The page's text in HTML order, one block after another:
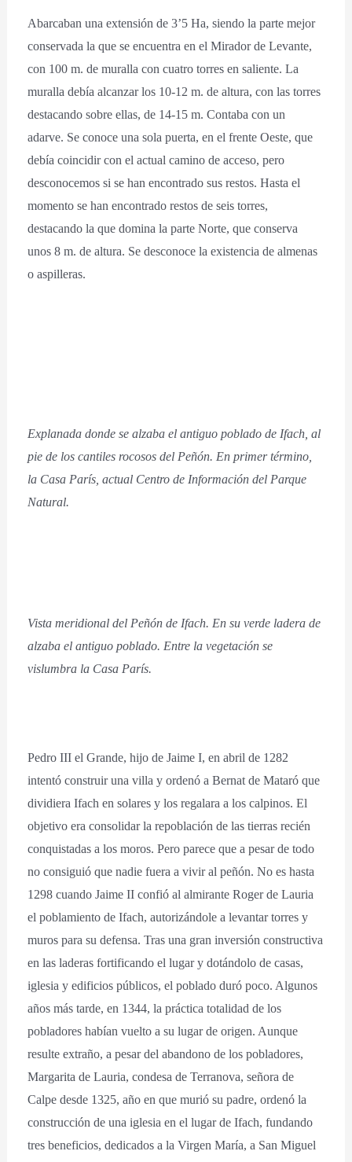
Abarcaban una extensión de 3’5 Ha, siendo la parte mejor
conservada la que se encuentra en el Mirador de Levante,
con 100 m. de muralla con cuatro torres en saliente. La
muralla debía alcanzar los 10-12 m. de altura, con las torres
destacando sobre ellas, de 14-15 m. Contaba con un
adarve. Se conoce una sola puerta, en el frente Oeste, que
debía coincidir con el actual camino de acceso, pero
desconocemos si se han encontrado sus restos. Hasta el
momento se han encontrado restos de seis torres,
destacando la que domina la parte Norte, que conserva
unos 8 m. de altura. Se desconoce la existencia de almenas
o aspilleras.
Explanada donde se alzaba el antiguo poblado de Ifach, al
pie de los cantiles rocosos del Peñón. En primer término,
la Casa París, actual Centro de Información del Parque
Natural.
Vista meridional del Peñón de Ifach. En su verde ladera de
alzaba el antiguo poblado. Entre la vegetación se
vislumbra la Casa París.
Pedro III el Grande, hijo de Jaime I, en abril de 1282
intentó construir una villa y ordenó a Bernat de Mataró que
dividiera Ifach en solares y los regalara a los calpinos. El
objetivo era consolidar la repoblación de las tierras recién
conquistadas a los moros. Pero parece que a pesar de todo
no consiguió que nadie fuera a vivir al peñón. No es hasta
1298 cuando Jaime II confió al almirante Roger de Lauria
el poblamiento de Ifach, autorizándole a levantar torres y
muros para su defensa. Tras una gran inversión constructiva
en las laderas fortificando el lugar y dotándolo de casas,
iglesia y edificios públicos, el poblado duró poco. Algunos
años más tarde, en 1344, la práctica totalidad de los
pobladores habían vuelto a su lugar de origen. Aunque
resulte extraño, a pesar del abandono de los pobladores,
Margarita de Lauria, condesa de Terranova, señora de
Calpe desde 1325, año en que murió su padre, ordenó la
construcción de una iglesia en el lugar de Ifach, fundando
tres beneficios, dedicados a la Virgen María, a San Miguel